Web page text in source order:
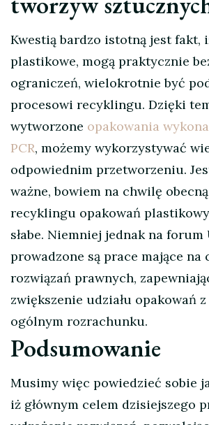
Kwestią bardzo istotną jest fakt,
plastikowe, mogą praktycznie
ograniczeń, wielokrotnie być
procesowi recyklingu. Dzięki
wytworzone opakowania
PCR, możemy wykorzystywać
odpowiednim przetworzeniu.
ważne, bowiem na chwilę
recyklingu opakowań
słabe. Niemniej jednak na forum
prowadzone są prace mające na
rozwiązań prawnych,
zwiększenie udziału opakowań
ogólnym rozrachunku.
Podsumowanie
Musimy więc powiedzieć sobie
iż głównym celem dzisiejszego